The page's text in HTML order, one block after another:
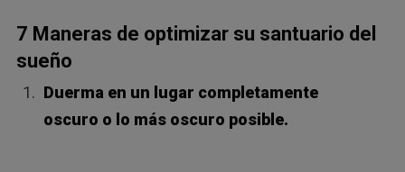
7 Maneras de optimizar su santuario del
sueño
Duerma en un lugar completamente
oscuro o lo más oscuro posible.